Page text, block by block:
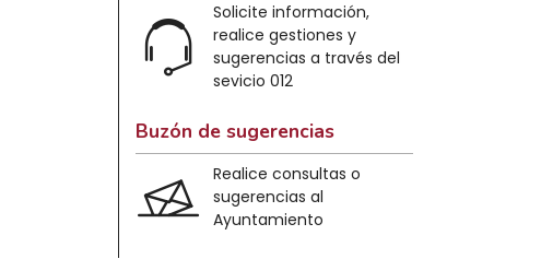
Solicite información,
realice gestiones y
sugerencias a través del
sevicio 012
Buzón de sugerencias
Realice consultas o
sugerencias al
Ayuntamiento